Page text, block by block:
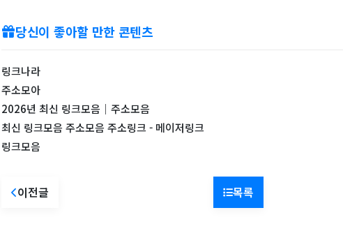
당신이 좋아할 만한 콘텐츠
링크나라
주소모아
2026년 최신 링크모음｜주소모음
최신 링크모음 주소모음 주소링크 - 메이저링크
링크모음
이전글 목록